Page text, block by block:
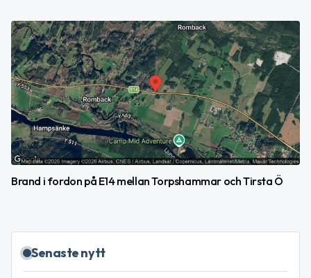
Brand i fordon på E14 mellan Torpshammar och Tirsta Ö
Senaste nytt